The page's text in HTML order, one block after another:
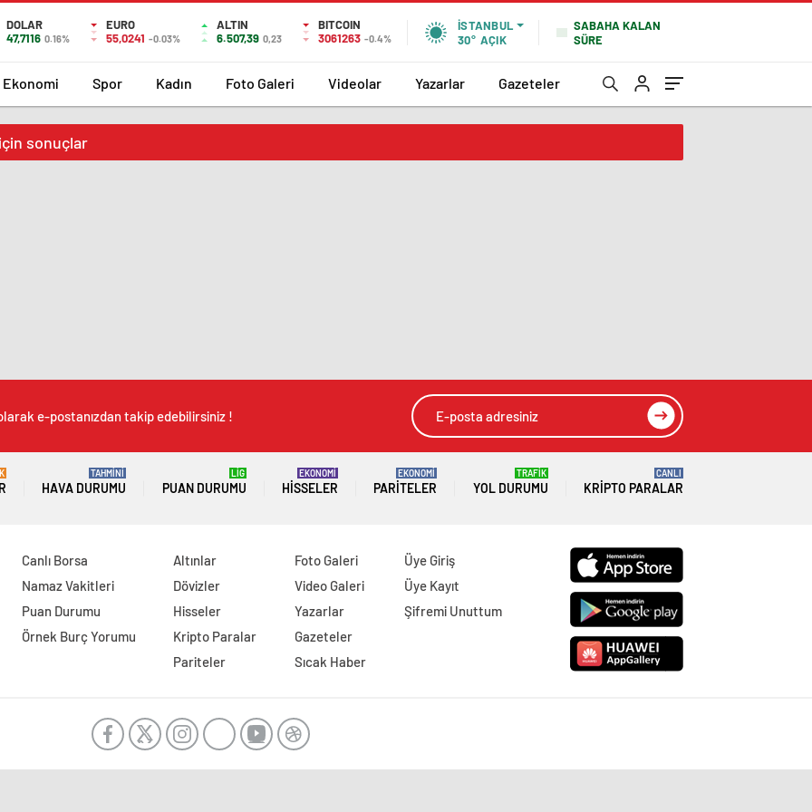
DOLAR
47,7116 0.16%
EURO
55,0241 -0.03%
ALTIN
6.507,39 0,23
BITCOIN
3061263 -0.4%
İSTANBUL
30° AÇIK
SABAHA KALAN
SÜRE
Ekonomi Spor Kadın Foto Galeri Videolar Yazarlar Gazeteler
sonuçlar
e-postanızdan takip edebilirsiniz !
HAVA DURUMU
TAHMİNİ
PUAN DURUMU
LİG
HISSELER
EKONOMİ
PARITELER
EKONOMİ
YOL DURUMU
TRAFİK
KRIPTO PARALAR
CANLI
Canlı Borsa
Namaz Vakitleri
Puan Durumu
Örnek Burç Yorumu
Altınlar
Dövizler
Hisseler
Kripto Paralar
Pariteler
Foto Galeri
Video Galeri
Yazarlar
Gazeteler
Sıcak Haber
Üye Giriş
Üye Kayıt
Şifremi Unuttum